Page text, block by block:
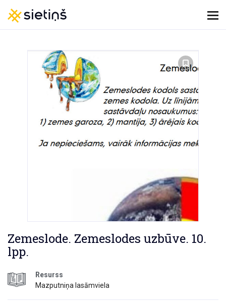
Zemeslode. Zemeslodes uzbūve. 10.
lpp.
Resurss
Mazputniņa lasāmviela